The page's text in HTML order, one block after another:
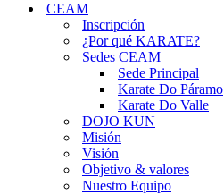
CEAM
Inscripción
¿Por qué KARATE?
Sedes CEAM
Sede Principal
Karate Do Páramo
Karate Do Valle
DOJO KUN
Misión
Visión
Objetivo & valores
Nuestro Equipo